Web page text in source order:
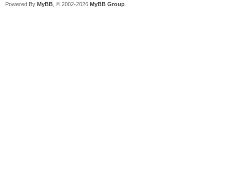
Powered By MyBB , © 2002-2026 MyBB Group